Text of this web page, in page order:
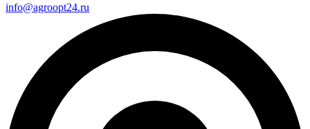
info@agroopt24.ru